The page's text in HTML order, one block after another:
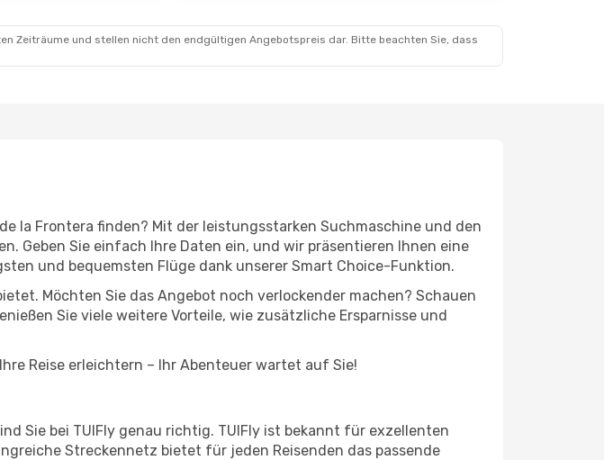
Zeiträume und stellen nicht den endgültigen Angebotspreis dar. Bitte beachten Sie, dass
la Frontera finden? Mit der leistungsstarken Suchmaschine und den
Geben Sie einfach Ihre Daten ein, und wir präsentieren Ihnen eine
und bequemsten Flüge dank unserer Smart Choice-Funktion.
Möchten Sie das Angebot noch verlockender machen? Schauen
Sie viele weitere Vorteile, wie zusätzliche Ersparnisse und
Reise erleichtern – Ihr Abenteuer wartet auf Sie!
Sie bei TUIFly genau richtig. TUIFly ist bekannt für exzellenten
Streckennetz bietet für jeden Reisenden das passende